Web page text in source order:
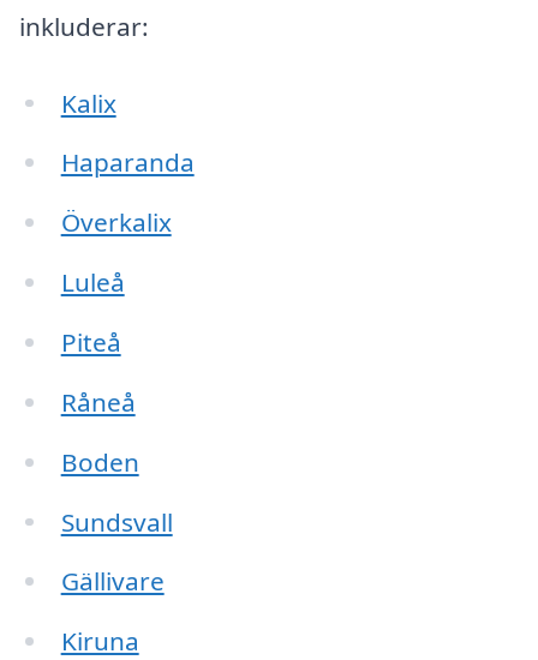
inkluderar:
Kalix
Haparanda
Överkalix
Luleå
Piteå
Råneå
Boden
Sundsvall
Gällivare
Kiruna